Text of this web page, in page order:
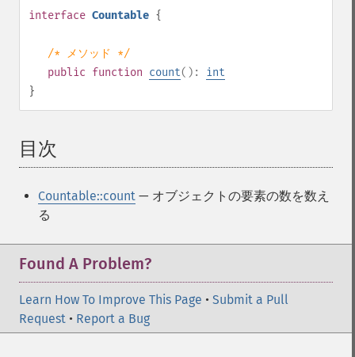
interface Countable {
/* メソッド */
public function count(): int
}
目次
Countable::count — オブジェクトの要素の数を数え
る
Found A Problem?
Learn How To Improve This Page • Submit a Pull
Request • Report a Bug